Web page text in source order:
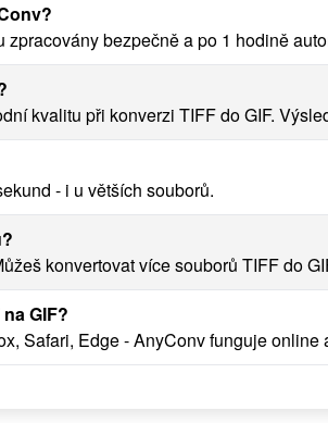
bezpečně a po 1 hodině
kvalitu při konverzi TIFF do GIF.
- i u větších souborů.
konvertovat více souborů TIFF do
GIF?
Safari, Edge - AnyConv funguje